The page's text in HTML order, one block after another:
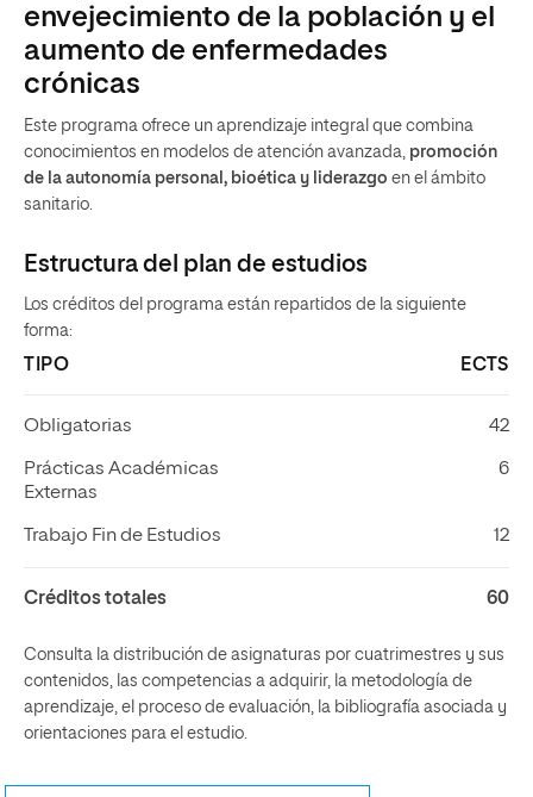
envejecimiento de la población y el
aumento de enfermedades
crónicas
Este programa ofrece un aprendizaje integral que combina
conocimientos en modelos de atención avanzada, promoción
de la autonomía personal, bioética y liderazgo en el ámbito
sanitario.
Estructura del plan de estudios
Los créditos del programa están repartidos de la siguiente
forma:
TIPO ECTS
Obligatorias 42
Prácticas Académicas
Externas
6
Trabajo Fin de Estudios 12
Créditos totales 60
Consulta la distribución de asignaturas por cuatrimestres y sus
contenidos, las competencias a adquirir, la metodología de
aprendizaje, el proceso de evaluación, la bibliografía asociada y
orientaciones para el estudio.